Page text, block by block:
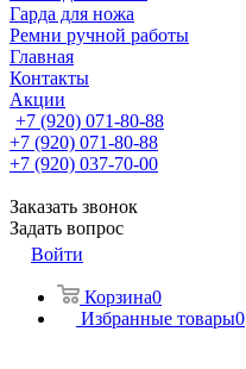
Гарда для ножа
Ремни ручной работы
Главная
Контакты
Акции
+7 (920) 071-80-88
+7 (920) 071-80-88
+7 (920) 037-70-00
Заказать звонок
Задать вопрос
Войти
Корзина0
Избранные товары0